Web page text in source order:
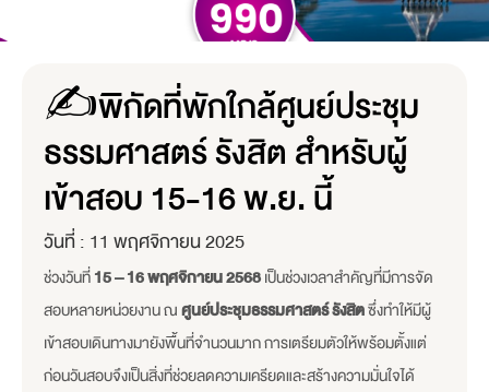
✍️พิกัดที่พักใกล้ศูนย์ประชุม
ธรรมศาสตร์ รังสิต สำหรับผู้
เข้าสอบ 15-16 พ.ย. นี้
วันที่ : 11 พฤศจิกายน 2025
ช่วงวันที่15 – 16 พฤศจิกายน 2568เป็นช่วงเวลาสำคัญที่มีการจัด
สอบหลายหน่วยงาน ณศูนย์ประชุมธรรมศาสตร์ รังสิตซึ่งทำให้มีผู้
เข้าสอบเดินทางมายังพื้นที่จำนวนมาก การเตรียมตัวให้พร้อมตั้งแต่
ก่อนวันสอบจึงเป็นสิ่งที่ช่วยลดความเครียดและสร้างความมั่นใจได้